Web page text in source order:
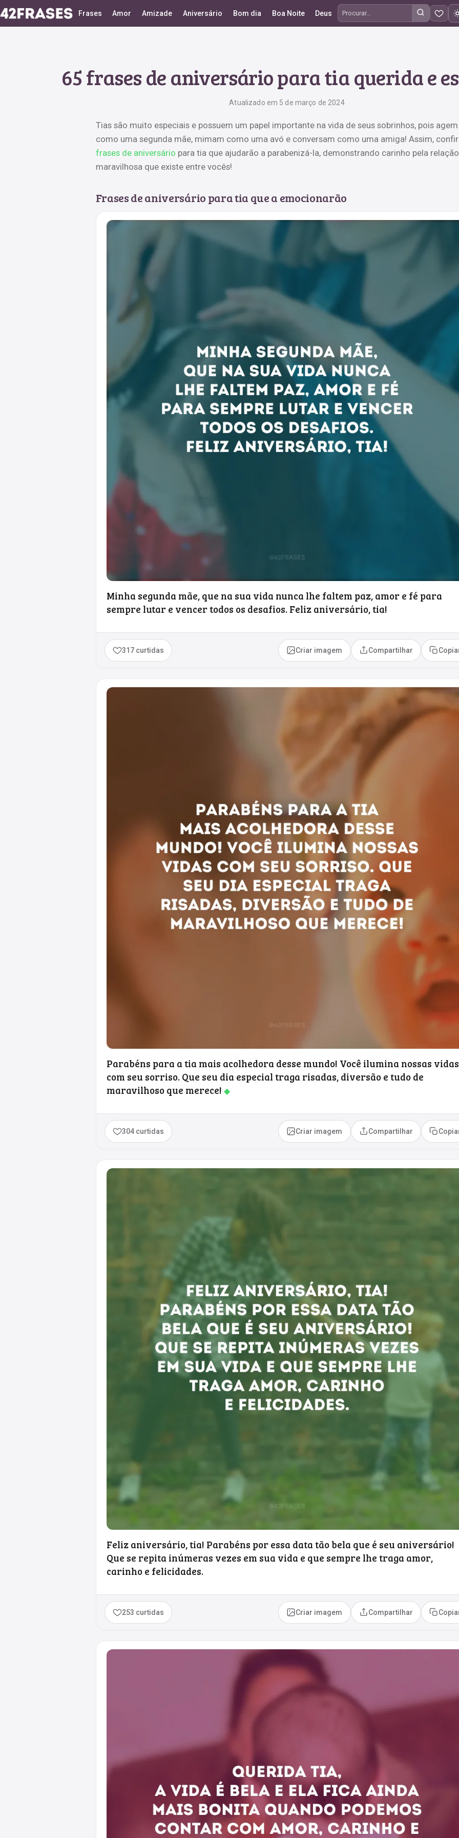
Frases Amor Amizade Aniversário Bom dia Boa Noite Deus
Procurar frases
65 frases de aniversário para tia querida e
Atualizado em 5 de março de 2024
Tias são muito especiais e possuem um papel importante na vida de seus sobrinhos, pois agem
como uma segunda mãe, mimam como uma avó e conversam como uma amiga! Assim,
frases de aniversário para tia que ajudarão a parabenizá-la, demonstrando carinho pela relação
maravilhosa que existe entre vocês!
Frases de aniversário para tia que a emocionarão
Minha segunda mãe, que na sua vida nunca lhe faltem paz, amor e fé para
sempre lutar e vencer todos os desafios. Feliz aniversário, tia!
317 curtidas Criar imagem Compartilhar
Parabéns para a tia mais acolhedora desse mundo! Você ilumina nossas vidas
com seu sorriso. Que seu dia especial traga risadas, diversão e tudo de
maravilhoso que merece! ◆
304 curtidas Criar imagem Compartilhar
Feliz aniversário, tia! Parabéns por essa data tão bela que é seu aniversário!
Que se repita inúmeras vezes em sua vida e que sempre lhe traga amor,
carinho e felicidades.
253 curtidas Criar imagem Compartilhar